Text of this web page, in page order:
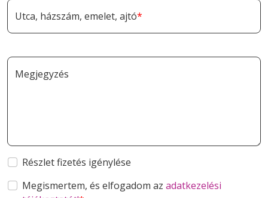
Utca, házszám, emelet, ajtó
Megjegyzés
Részlet fizetés igénylése
Megismertem, és elfogadom az adatkezelési